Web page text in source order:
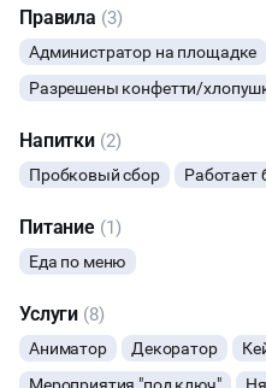
Правила (3)
Администратор на площадке
Разрешены конфетти/
Напитки (2)
Пробковый сбор Работает
Питание (1)
Еда по меню
Услуги (8)
Аниматор Декоратор
БАНКЕТЫ
ЮБИЛЕЙ
ВЫПУСКНЫЕ
МАЛЬЧИШНИК
ДИСКОТЕКА
НОВЫЙ ГОД
МАСТЕР-КЛАСС